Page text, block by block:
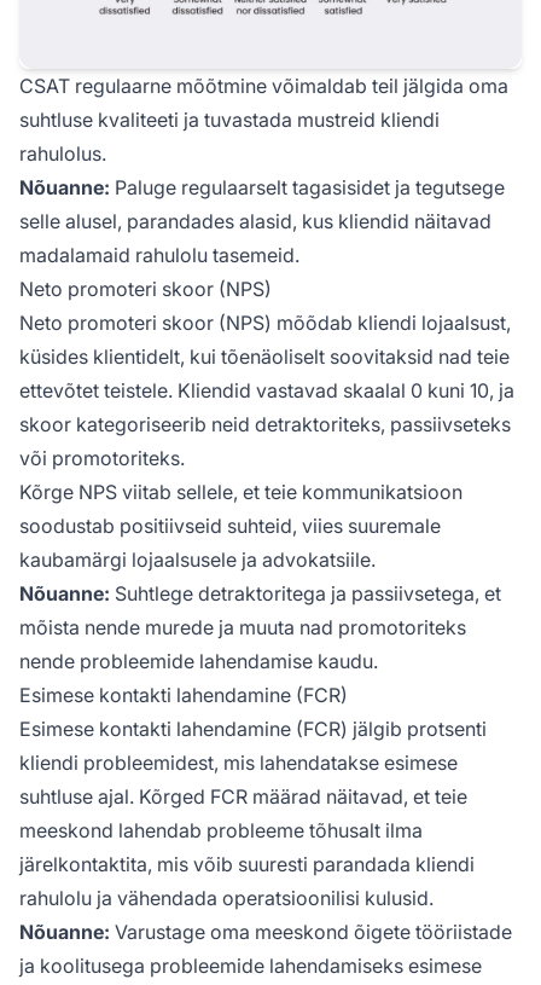
CSAT regulaarne mõõtmine võimaldab teil jälgida oma
suhtluse kvaliteeti ja tuvastada mustreid kliendi
rahulolus.
Nõuanne: Paluge regulaarselt tagasisidet ja tegutsege
selle alusel, parandades alasid, kus kliendid näitavad
madalamaid rahulolu tasemeid.
Neto promoteri skoor (NPS)
Neto promoteri skoor (NPS) mõõdab kliendi lojaalsust,
küsides klientidelt, kui tõenäoliselt soovitaksid nad teie
ettevõtet teistele. Kliendid vastavad skaalal 0 kuni 10, ja
skoor kategoriseerib neid detraktoriteks, passiivseteks
või promotoriteks.
Kõrge NPS viitab sellele, et teie kommunikatsioon
soodustab positiivseid suhteid, viies suuremale
kaubamärgi lojaalsusele ja advokatsiile.
Nõuanne: Suhtlege detraktoritega ja passiivsetega, et
mõista nende murede ja muuta nad promotoriteks
nende probleemide lahendamise kaudu.
Esimese kontakti lahendamine (FCR)
Esimese kontakti lahendamine (FCR) jälgib protsenti
kliendi probleemidest, mis lahendatakse esimese
suhtluse ajal. Kõrged FCR määrad näitavad, et teie
meeskond lahendab probleeme tõhusalt ilma
järelkontaktita, mis võib suuresti parandada kliendi
rahulolu ja vähendada operatsioonilisi kulusid.
Nõuanne: Varustage oma meeskond õigete tööriistade
ja koolitusega probleemide lahendamiseks esimese